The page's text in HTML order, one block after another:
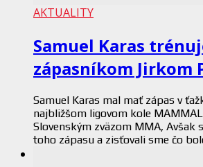
AKTUALITY
Samuel Karas
zápasníkom Jirkom
Samuel Karas mal mať zápas v
najbližšom ligovom kole
Slovenským zväzom MMA, Avšak
toho zápasu a zisťovali sme čo